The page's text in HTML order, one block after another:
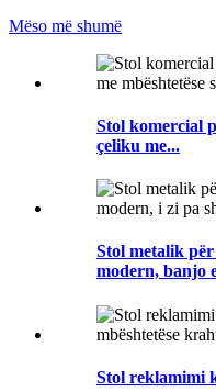
Mëso më shumë
Stol komercial
çeliku me...
Stol metalik
modern, banjo
Stol reklamimi